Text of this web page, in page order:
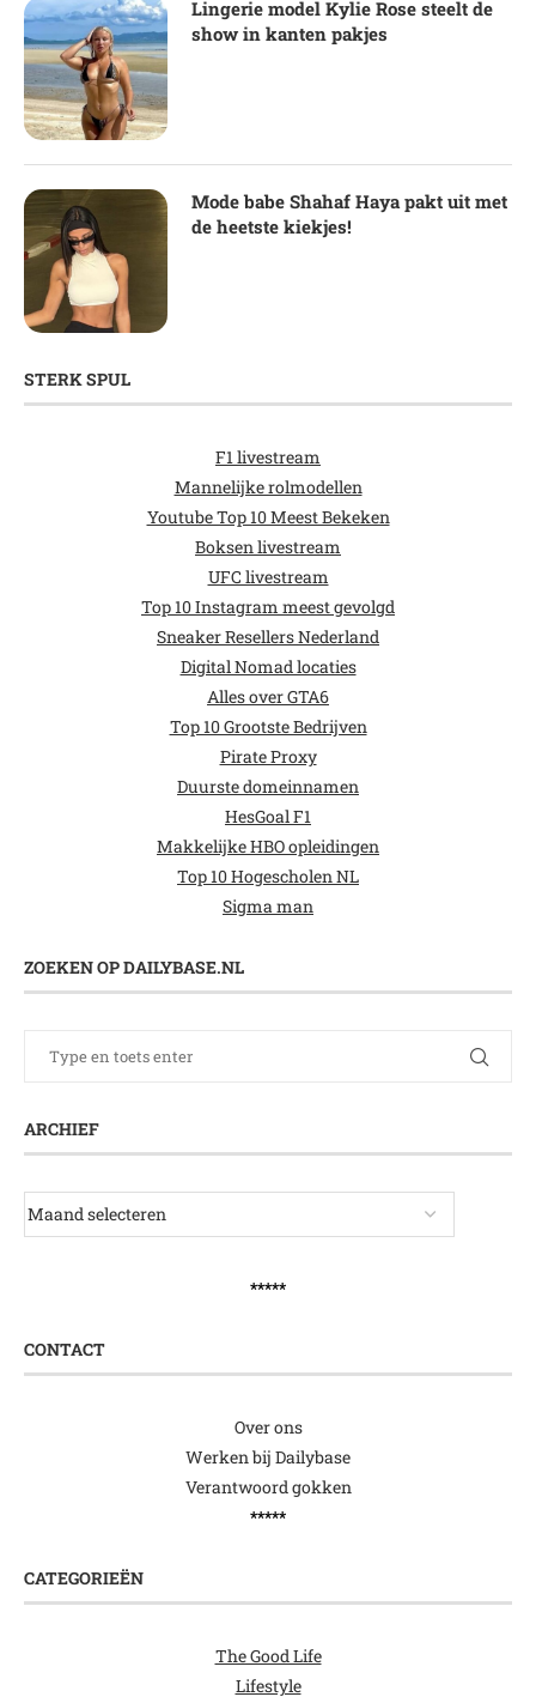
Lingerie model Kylie Rose steelt de
show in kanten pakjes
Mode babe Shahaf Haya pakt uit met
de heetste kiekjes!
STERK SPUL
F1 livestream
Mannelijke rolmodellen
Youtube Top 10 Meest Bekeken
Boksen livestream
UFC livestream
Top 10 Instagram meest gevolgd
Sneaker Resellers Nederland
Digital Nomad locaties
Alles over GTA6
Top 10 Grootste Bedrijven
Pirate Proxy
Duurste domeinnamen
HesGoal F1
Makkelijke HBO opleidingen
Top 10 Hogescholen NL
Sigma man
ZOEKEN OP DAILYBASE.NL
ARCHIEF
*****
CONTACT
Over ons
Werken bij Dailybase
Verantwoord gokken
*****
CATEGORIEËN
The Good Life
Lifestyle